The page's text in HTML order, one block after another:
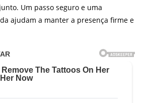
Um passo seguro e uma
ajudam a manter a presença firme e